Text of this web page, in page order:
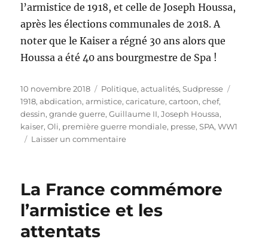
l’armistice de 1918, et celle de Joseph Houssa,
après les élections communales de 2018. A
noter que le Kaiser a régné 30 ans alors que
Houssa a été 40 ans bourgmestre de Spa !
Publié
le
10 novembre 2018 Catégories
Politique, actualités,Sudpresse
1918,abdication,armistice,caricature,cartoon,chef,
dessin,grande guerre,Guillaume II,Joseph Houssa,
kaiser,Oli, première guerre mondiale, presse,SPA,WW1
Laisser un commentairesur
:
ans
La France commémore
l’armistice et les
attentats